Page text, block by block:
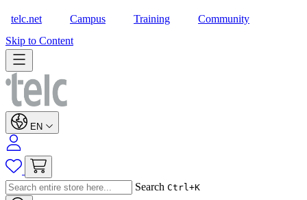
telc.net Campus Training Community
Skip to Content
EN
Search Ctrl+K